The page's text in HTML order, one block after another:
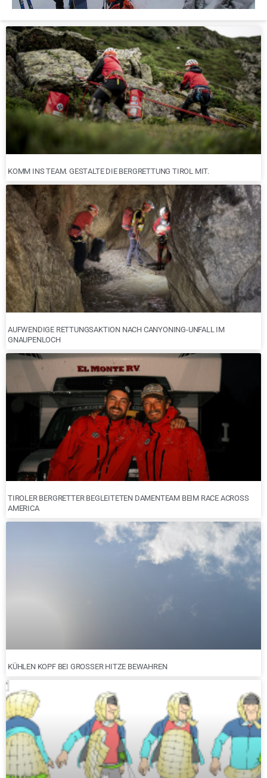
KOMM INS TEAM. GESTALTE DIE BERGRETTUNG TIROL MIT.
AUFWENDIGE RETTUNGSAKTION NACH CANYONING-UNFALL IM
GNAUPENLOCH
TIROLER BERGRETTER BEGLEITETEN DAMENTEAM BEIM RACE ACROSS
AMERICA
KÜHLEN KOPF BEI GROSSER HITZE BEWAHREN